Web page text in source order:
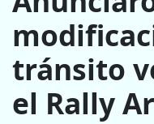
tránsito
el Rally